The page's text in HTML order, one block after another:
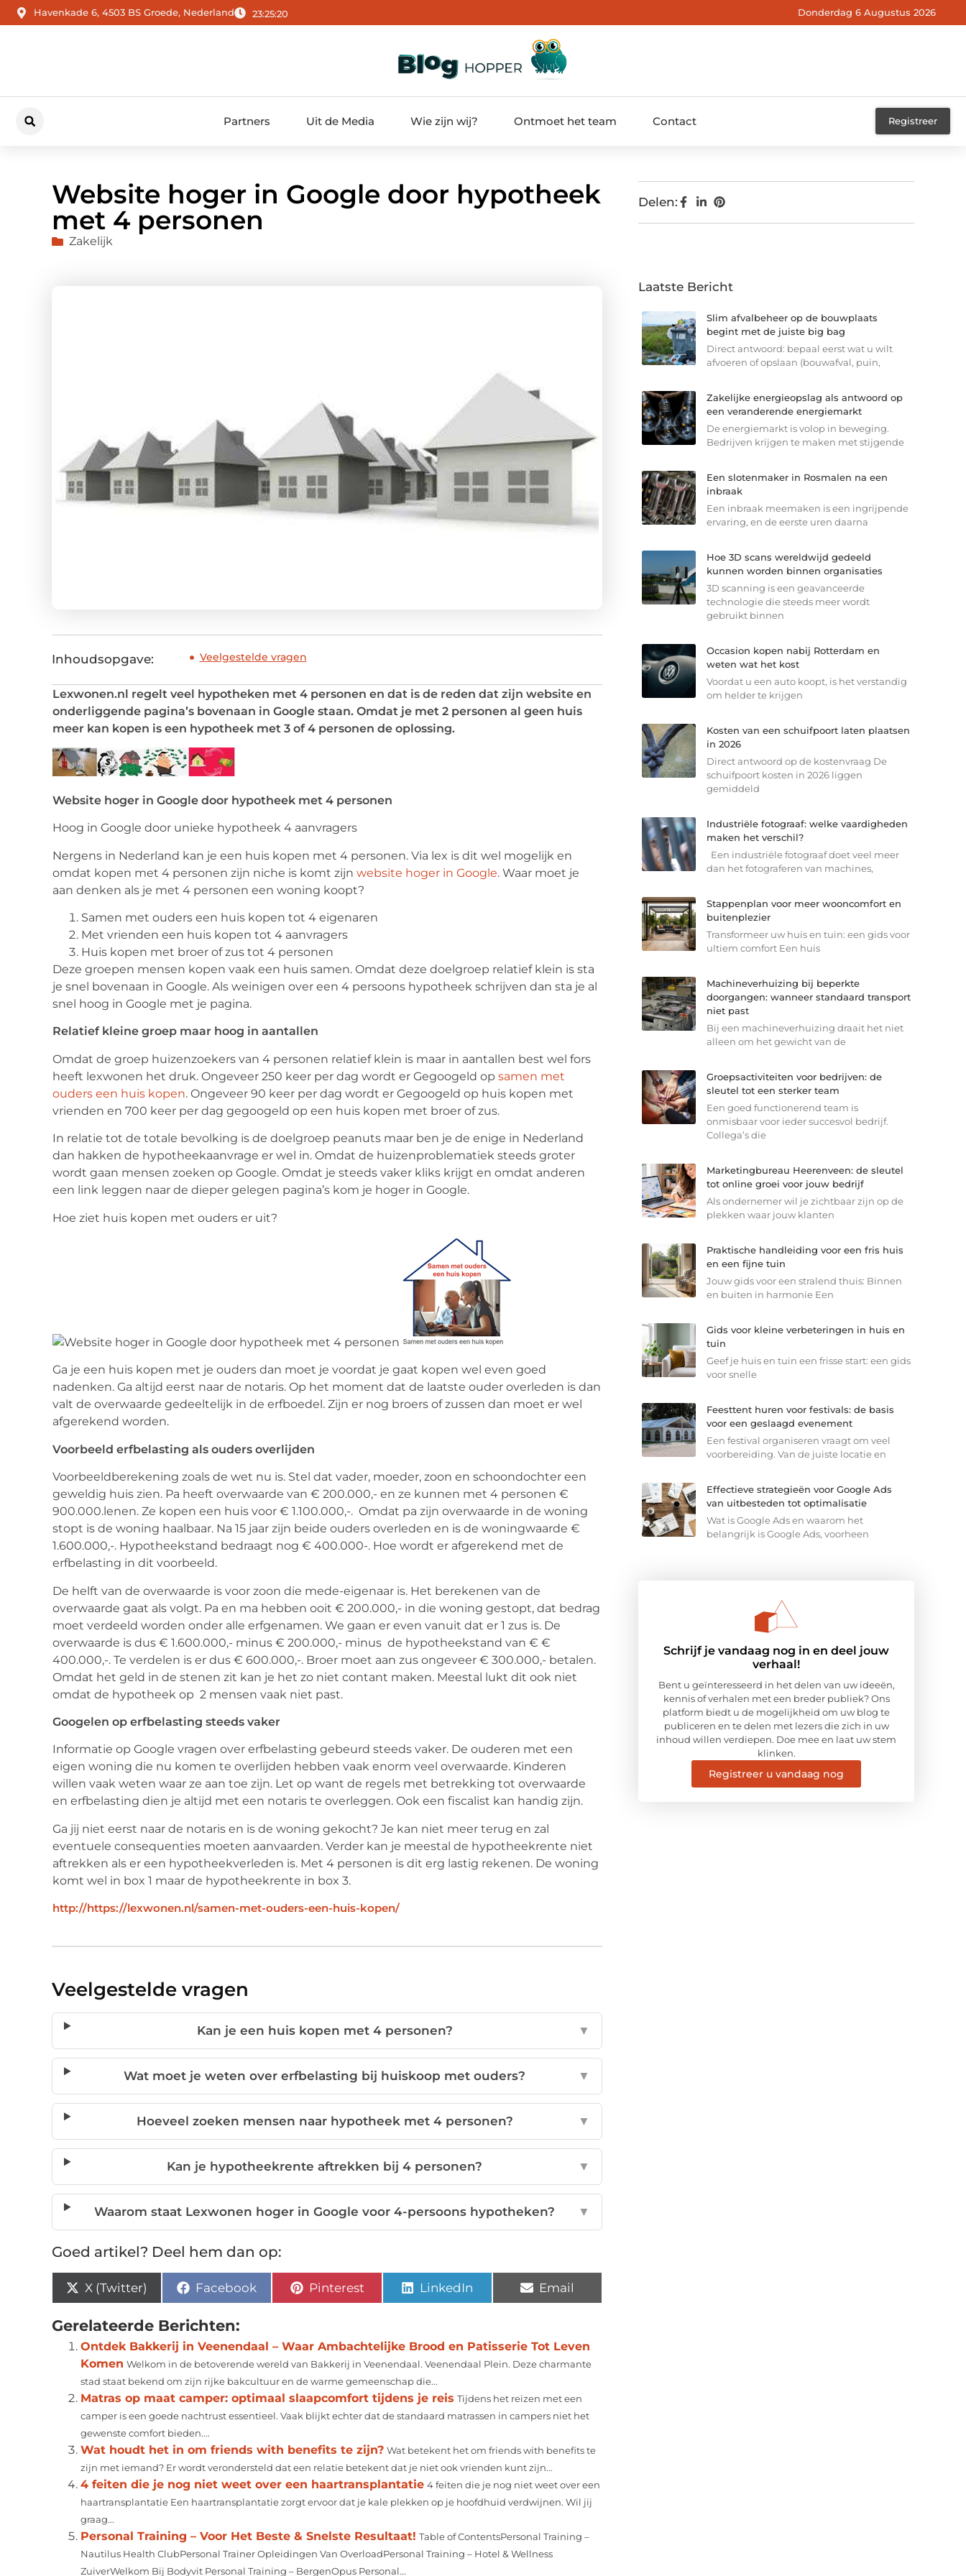
Havenkade 6, 4503 BS Groede, Nederland 23:25:21 Donderdag 6 Augustus 2026
Partners Uit de Media Wie zijn wij? Ontmoet het team Contact Registreer
Website hoger in Google door hypotheek
met 4 personen
Zakelijk
Inhoudsopgave: Veelgestelde vragen
Lexwonen.nl regelt veel hypotheken met 4 personen en dat is de reden dat zijn website en
onderliggende pagina’s bovenaan in Google staan. Omdat je met 2 personen al geen huis
meer kan kopen is een hypotheek met 3 of 4 personen de oplossing.
Website hoger in Google door hypotheek met 4 personen
Hoog in Google door unieke hypotheek 4 aanvragers
Nergens in Nederland kan je een huis kopen met 4 personen. Via lex is dit wel mogelijk en
omdat kopen met 4 personen zijn niche is komt zijn website hoger in Google. Waar moet je
aan denken als je met 4 personen een woning koopt?
Samen met ouders een huis kopen tot 4 eigenaren
Met vrienden een huis kopen tot 4 aanvragers
Huis kopen met broer of zus tot 4 personen
Deze groepen mensen kopen vaak een huis samen. Omdat deze doelgroep relatief klein is sta
je snel bovenaan in Google. Als weinigen over een 4 persoons hypotheek schrijven dan sta je al
snel hoog in Google met je pagina.
Relatief kleine groep maar hoog in aantallen
Omdat de groep huizenzoekers van 4 personen relatief klein is maar in aantallen best wel fors
heeft lexwonen het druk. Ongeveer 250 keer per dag wordt er Gegoogeld op samen met
ouders een huis kopen. Ongeveer 90 keer per dag wordt er Gegoogeld op huis kopen met
vrienden en 700 keer per dag gegoogeld op een huis kopen met broer of zus.
In relatie tot de totale bevolking is de doelgroep peanuts maar ben je de enige in Nederland
dan hakken de hypotheekaanvrage er wel in. Omdat de huizenproblematiek steeds groter
wordt gaan mensen zoeken op Google. Omdat je steeds vaker kliks krijgt en omdat anderen
een link leggen naar de dieper gelegen pagina’s kom je hoger in Google.
Hoe ziet huis kopen met ouders er uit?
Ga je een huis kopen met je ouders dan moet je voordat je gaat kopen wel even goed
nadenken. Ga altijd eerst naar de notaris. Op het moment dat de laatste ouder overleden is dan
valt de overwaarde gedeeltelijk in de erfboedel. Zijn er nog broers of zussen dan moet er wel
afgerekend worden.
Voorbeeld erfbelasting als ouders overlijden
Voorbeeldberekening zoals de wet nu is. Stel dat vader, moeder, zoon en schoondochter een
geweldig huis zien. Pa heeft overwaarde van € 200.000,- en ze kunnen met 4 personen €
900.000.lenen. Ze kopen een huis voor € 1.100.000,-. Omdat pa zijn overwaarde in de woning
stopt is de woning haalbaar. Na 15 jaar zijn beide ouders overleden en is de woningwaarde €
1.600.000,-. Hypotheekstand bedraagt nog € 400.000-. Hoe wordt er afgerekend met de
erfbelasting in dit voorbeeld.
De helft van de overwaarde is voor zoon die mede-eigenaar is. Het berekenen van de
overwaarde gaat als volgt. Pa en ma hebben ooit € 200.000,- in die woning gestopt, dat bedrag
moet verdeeld worden onder alle erfgenamen. We gaan er even vanuit dat er 1 zus is. De
overwaarde is dus € 1.600.000,- minus € 200.000,- minus de hypotheekstand van € €
400.000,-. Te verdelen is er dus € 600.000,-. Broer moet aan zus ongeveer € 300.000,- betalen.
Omdat het geld in de stenen zit kan je het zo niet contant maken. Meestal lukt dit ook niet
omdat de hypotheek op 2 mensen vaak niet past.
Googelen op erfbelasting steeds vaker
Informatie op Google vragen over erfbelasting gebeurd steeds vaker. De ouderen met een
eigen woning die nu komen te overlijden hebben vaak enorm veel overwaarde. Kinderen
willen vaak weten waar ze aan toe zijn. Let op want de regels met betrekking tot overwaarde
en erfbelasting dien je altijd met een notaris te overleggen. Ook een fiscalist kan handig zijn.
Ga jij niet eerst naar de notaris en is de woning gekocht? Je kan niet meer terug en zal
eventuele consequenties moeten aanvaarden. Verder kan je meestal de hypotheekrente niet
aftrekken als er een hypotheekverleden is. Met 4 personen is dit erg lastig rekenen. De woning
komt wel in box 1 maar de hypotheekrente in box 3.
http://https://lexwonen.nl/samen-met-ouders-een-huis-kopen/
Veelgestelde vragen
Kan je een huis kopen met 4 personen? ▼
Wat moet je weten over erfbelasting bij huiskoop met ouders? ▼
Hoeveel zoeken mensen naar hypotheek met 4 personen? ▼
Kan je hypotheekrente aftrekken bij 4 personen? ▼
Waarom staat Lexwonen hoger in Google voor 4-persoons hypotheken? ▼
Goed artikel? Deel hem dan op:
X (Twitter) Facebook Pinterest LinkedIn Email
Gerelateerde Berichten:
Ontdek Bakkerij in Veenendaal – Waar Ambachtelijke Brood en Patisserie Tot Leven
Komen Welkom in de betoverende wereld van Bakkerij in Veenendaal. Veenendaal Plein. Deze charmante
stad staat bekend om zijn rijke bakcultuur en de warme gemeenschap die...
Matras op maat camper: optimaal slaapcomfort tijdens je reis Tijdens het reizen met een
camper is een goede nachtrust essentieel. Vaak blijkt echter dat de standaard matrassen in campers niet het
gewenste comfort bieden....
Wat houdt het in om friends with benefits te zijn? Wat betekent het om friends with benefits te
zijn met iemand? Er wordt verondersteld dat een relatie betekent dat je niet ook vrienden kunt zijn...
4 feiten die je nog niet weet over een haartransplantatie 4 feiten die je nog niet weet over een
haartransplantatie Een haartransplantatie zorgt ervoor dat je kale plekken op je hoofdhuid verdwijnen. Wil jij
graag...
Personal Training – Voor Het Beste & Snelste Resultaat! Table of ContentsPersonal Training –
Nautilus Health ClubPersonal Trainer Opleidingen Van OverloadPersonal Training – Hotel & Wellness
ZuiverWelkom Bij Bodyvit Personal Training – BergenOpus Personal...
Delen:
Laatste Bericht
Slim afvalbeheer op de bouwplaats
begint met de juiste big bag
Direct antwoord: bepaal eerst wat u wilt
afvoeren of opslaan (bouwafval, puin,
Zakelijke energieopslag als antwoord op
een veranderende energiemarkt
De energiemarkt is volop in beweging.
Bedrijven krijgen te maken met stijgende
Een slotenmaker in Rosmalen na een
inbraak
Een inbraak meemaken is een ingrijpende
ervaring, en de eerste uren daarna
Hoe 3D scans wereldwijd gedeeld
kunnen worden binnen organisaties
3D scanning is een geavanceerde
technologie die steeds meer wordt
gebruikt binnen
Occasion kopen nabij Rotterdam en
weten wat het kost
Voordat u een auto koopt, is het verstandig
om helder te krijgen
Kosten van een schuifpoort laten plaatsen
in 2026
Direct antwoord op de kostenvraag De
schuifpoort kosten in 2026 liggen
gemiddeld
Industriële fotograaf: welke vaardigheden
maken het verschil?
Een industriële fotograaf doet veel meer
dan het fotograferen van machines,
Stappenplan voor meer wooncomfort en
buitenplezier
Transformeer uw huis en tuin: een gids voor
ultiem comfort Een huis
Machineverhuizing bij beperkte
doorgangen: wanneer standaard transport
niet past
Bij een machineverhuizing draait het niet
alleen om het gewicht van de
Groepsactiviteiten voor bedrijven: de
sleutel tot een sterker team
Een goed functionerend team is
onmisbaar voor ieder succesvol bedrijf.
Collega’s die
Marketingbureau Heerenveen: de sleutel
tot online groei voor jouw bedrijf
Als ondernemer wil je zichtbaar zijn op de
plekken waar jouw klanten
Praktische handleiding voor een fris huis
en een fijne tuin
Jouw gids voor een stralend thuis: Binnen
en buiten in harmonie Een
Gids voor kleine verbeteringen in huis en
tuin
Geef je huis en tuin een frisse start: een gids
voor snelle
Feesttent huren voor festivals: de basis
voor een geslaagd evenement
Een festival organiseren vraagt om veel
voorbereiding. Van de juiste locatie en
Effectieve strategieën voor Google Ads
van uitbesteden tot optimalisatie
Wat is Google Ads en waarom het
belangrijk is Google Ads, voorheen
Schrijf je vandaag nog in en deel jouw
verhaal!
Bent u geïnteresseerd in het delen van uw ideeën,
kennis of verhalen met een breder publiek? Ons
platform biedt u de mogelijkheid om uw blog te
publiceren en te delen met lezers die zich in uw
inhoud willen verdiepen. Doe mee en laat uw stem
klinken.
Registreer u vandaag nog